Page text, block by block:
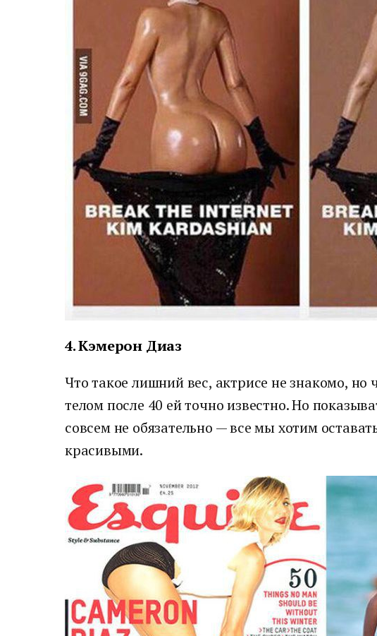
4. Кэмерон Диаз
Что такое лишний вес, актрисе не знакомо, но
телом после 40 ей точно известно. Но
совсем не обязательно — все мы хотим
красивыми.